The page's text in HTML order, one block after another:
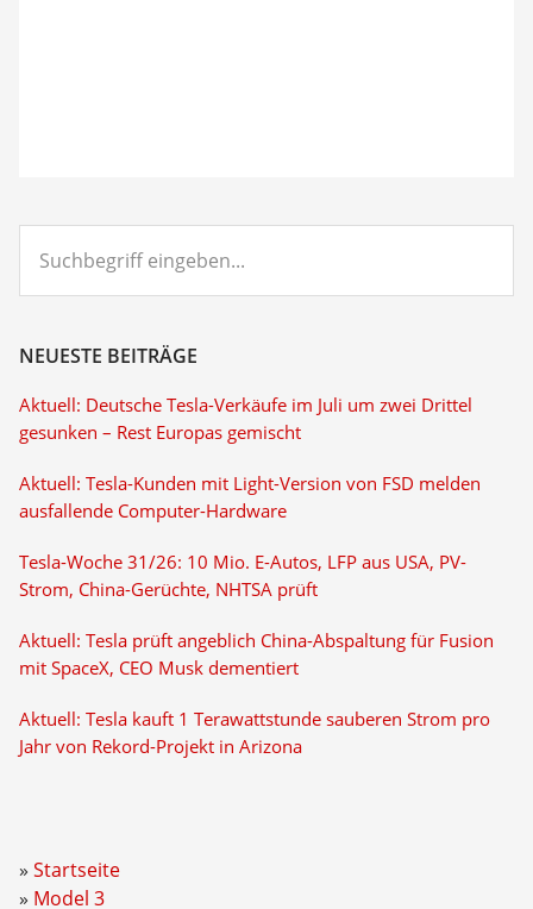
eingeben...
NEUESTE BEITRÄGE
Aktuell: Deutsche Tesla-Verkäufe im Juli um zwei Drittel
gesunken – Rest Europas gemischt
Aktuell: Tesla-Kunden mit Light-Version von FSD melden
ausfallende Computer-Hardware
Tesla-Woche 31/26: 10 Mio. E-Autos, LFP aus USA, PV-
Strom, China-Gerüchte, NHTSA prüft
Aktuell: Tesla prüft angeblich China-Abspaltung für Fusion
mit SpaceX, CEO Musk dementiert
Aktuell: Tesla kauft 1 Terawattstunde sauberen Strom pro
Jahr von Rekord-Projekt in Arizona
Startseite
Model 3